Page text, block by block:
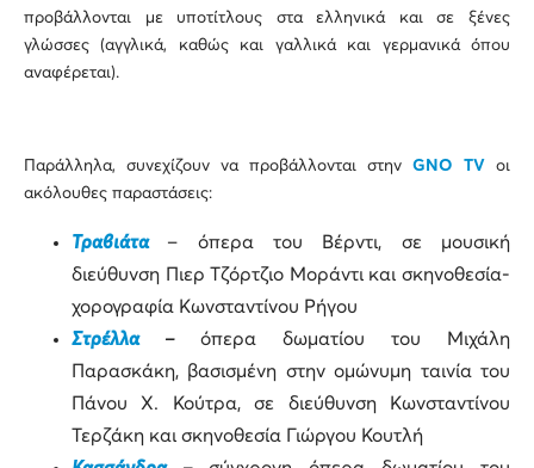
προβάλλονται με υποτίτλους στα ελληνικά και σε ξένες
γλώσσες (αγγλικά, καθώς και γαλλικά και γερμανικά όπου
αναφέρεται).
Παράλληλα, συνεχίζουν να προβάλλονται στην GNO TV οι
ακόλουθες παραστάσεις:
Τραβιάτα
– όπερα του Βέρντι, σε μουσική
διεύθυνση Πιερ Τζόρτζιο Μοράντι και σκηνοθεσία-
χορογραφία Κωνσταντίνου Ρήγου
Στρέλλα – όπερα δωματίου του Μιχάλη
Παρασκάκη, βασισμένη στην ομώνυμη ταινία του
Πάνου Χ. Κούτρα, σε διεύθυνση Κωνσταντίνου
Τερζάκη και σκηνοθεσία Γιώργου Κουτλή